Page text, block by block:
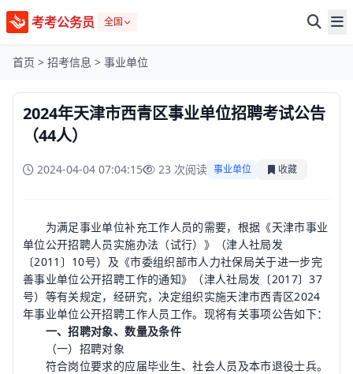
考考公务员 全国
首页 > 招考信息 > 事业单位
2024年天津市西青区事业单位招聘考试公告
（44人）
2024-04-04 07:04:15 23 次阅读 事业单位 收藏
为满足事业单位补充工作人员的需要，根据《天津市事业
单位公开招聘人员实施办法（试行）》（津人社局发
〔2011〕10号）及《市委组织部市人力社保局关于进一步完
善事业单位公开招聘工作的通知》（津人社局发〔2017〕37
号）等有关规定，经研究，决定组织实施天津市西青区2024
年事业单位公开招聘工作人员工作。现将有关事项公告如下：
一、招聘对象、数量及条件
（一）招聘对象
符合岗位要求的应届毕业生、社会人员及本市退役士兵。